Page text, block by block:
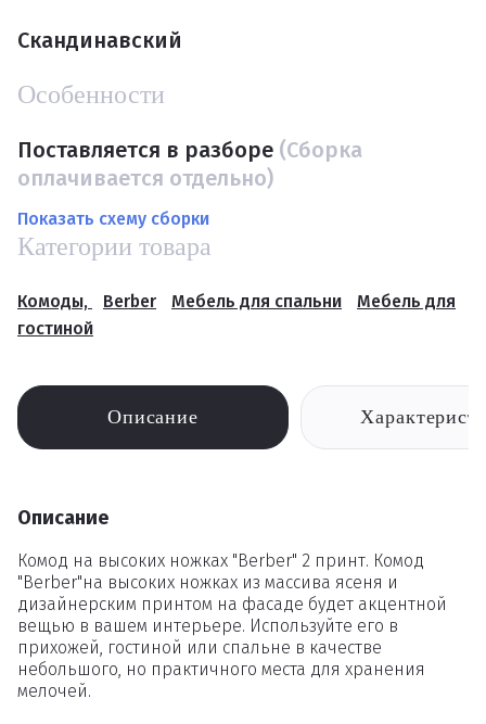
Скандинавский
Особенности
Поставляется в разборе (Сборка
оплачивается отдельно)
Показать схему сборки
Категории товара
Комоды, Berber Мебель для спальни
Мебель для
гостиной
Описание
Описание
Комод на высоких ножках "Berber" 2 принт. Комод
"Berber"на высоких ножках из массива ясеня и
дизайнерским принтом на фасаде будет акцентной
вещью в вашем интерьере. Используйте его в
прихожей, гостиной или спальне в качестве
небольшого, но практичного места для хранения
мелочей.